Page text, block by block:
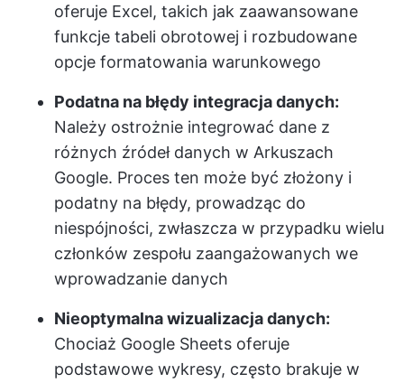
oferuje Excel, takich jak zaawansowane
funkcje tabeli obrotowej i rozbudowane
opcje formatowania warunkowego
Podatna na błędy integracja danych:
Należy ostrożnie integrować dane z
różnych źródeł danych w Arkuszach
Google. Proces ten może być złożony i
podatny na błędy, prowadząc do
niespójności, zwłaszcza w przypadku wielu
członków zespołu zaangażowanych we
wprowadzanie danych
Nieoptymalna wizualizacja danych:
Chociaż Google Sheets oferuje
podstawowe wykresy, często brakuje w